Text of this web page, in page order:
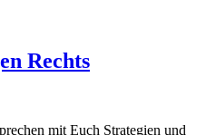
Rechts
mit Euch Strategien und